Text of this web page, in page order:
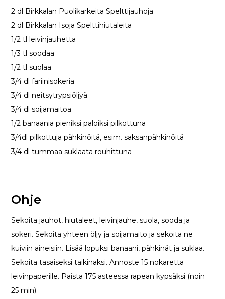
2 dl Birkkalan Puolikarkeita Spelttijauhoja
2 dl Birkkalan Isoja Spelttihiutaleita
1/2 tl leivinjauhetta
1/3 tl soodaa
1/2 tl suolaa
3/4 dl fariinisokeria
3/4 dl neitsytrypsiöljyä
3/4 dl soijamaitoa
1/2 banaania pieniksi paloiksi pilkottuna
3/4dl pilkottuja pähkinöitä, esim. saksanpähkinöitä
3/4 dl tummaa suklaata rouhittuna
Ohje
Sekoita jauhot, hiutaleet, leivinjauhe, suola, sooda ja
sokeri. Sekoita yhteen öljy ja soijamaito ja sekoita ne
kuiviin aineisiin. Lisää lopuksi banaani, pähkinät ja suklaa.
Sekoita tasaiseksi taikinaksi. Annoste 15 nokaretta
leivinpaperille. Paista 175 asteessa rapean kypsäksi (noin
25 min).